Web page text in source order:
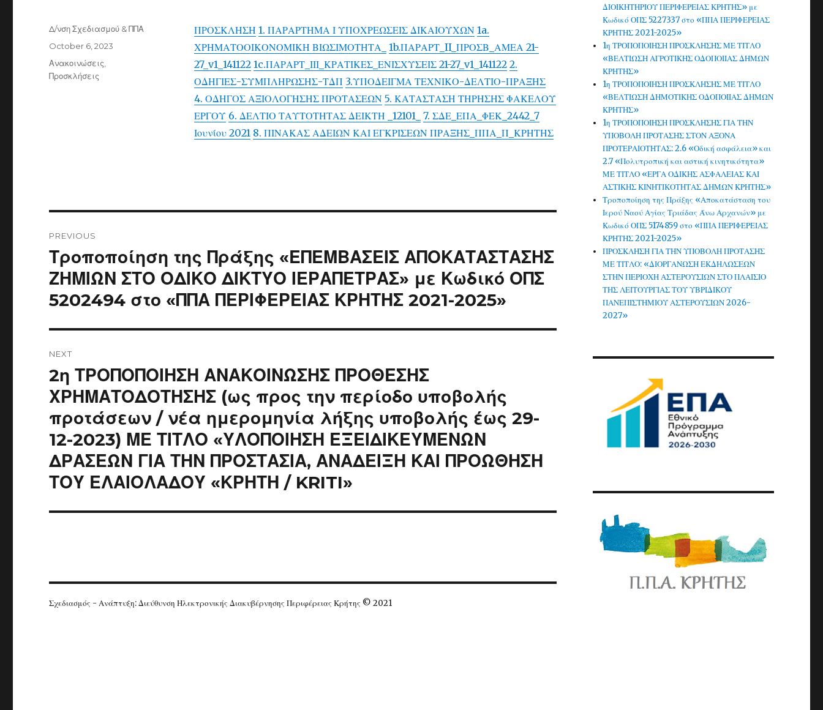
ΠΡΟΣΚΛΗΣΗ 1. ΠΑΡΑΡΤΗΜΑ Ι ΥΠΟΧΡΕΩΣΕΙΣ ΔΙΚΑΙΟΥΧΩΝ 1a.
ΧΡΗΜΑΤΟΟΙΚΟΝΟΜΙΚΗ ΒΙΩΣΙΜΟΤΗΤΑ_ 1b.ΠΑΡΑΡΤ_II_ΠΡΟΣΒ_ΑΜΕΑ 21-
27_v1_141122 1c.ΠΑΡΑΡΤ_ΙΙΙ_ΚΡΑΤΙΚΕΣ_ΕΝΙΣΧΥΣΕΙΣ 21-27_v1_141122 2.
ΟΔΗΓΙΕΣ-ΣΥΜΠΛΗΡΩΣΗΣ-ΤΔΠ 3.ΥΠΟΔΕΙΓΜΑ ΤΕΧΝΙΚΟ-ΔΕΛΤΙΟ-ΠΡΑΞΗΣ
4. ΟΔΗΓΟΣ ΑΞΙΟΛΟΓΗΣΗΣ ΠΡΟΤΑΣΕΩΝ 5. ΚΑΤΑΣΤΑΣΗ ΤΗΡΗΣΗΣ ΦΑΚΕΛΟΥ
ΕΡΓΟΥ 6. ΔΕΛΤΙΟ ΤΑΥΤΟΤΗΤΑΣ ΔΕΙΚΤΗ _12101_ 7. ΣΔΕ_ΕΠΑ_ΦΕΚ_2442_7
Ιουνίου 2021 8. ΠΙΝΑΚΑΣ ΑΔΕΙΩΝ ΚΑΙ ΕΓΚΡΙΣΕΩΝ ΠΡΑΞΗΣ_ΠΠΑ_Π_ΚΡΗΤΗΣ
Author
Δ/νση Σχεδιασμού & ΠΠΑ
Posted
on
October 6, 2023
Categories
Ανακοινώσεις
Προσκλήσεις
navigation
PREVIOUS
Previous
post:
Τροποποίηση της Πράξης «ΕΠΕΜΒΑΣΕΙΣ ΑΠΟΚΑΤΑΣΤΑΣΗΣ
ΖΗΜΙΩΝ ΣΤΟ ΟΔΙΚΟ ΔΙΚΤΥΟ ΙΕΡΑΠΕΤΡΑΣ» με Κωδικό ΟΠΣ
5202494 στο «ΠΠΑ ΠΕΡΙΦΕΡΕΙΑΣ ΚΡΗΤΗΣ 2021-2025»
NEXT
Next
post:
2η ΤΡΟΠΟΠΟΙΗΣΗ ΑΝΑΚΟΙΝΩΣΗΣ ΠΡΟΘΕΣΗΣ
ΧΡΗΜΑΤΟΔΟΤΗΣΗΣ (ως προς την περίοδο υποβολής
προτάσεων / νέα ημερομηνία λήξης υποβολής έως 29-
12-2023) ΜΕ ΤΙΤΛΟ «ΥΛΟΠΟΙΗΣΗ ΕΞΕΙΔΙΚΕΥΜΕΝΩΝ
ΔΡΑΣΕΩΝ ΓΙΑ ΤΗΝ ΠΡΟΣΤΑΣΙΑ, ΑΝΑΔΕΙΞΗ ΚΑΙ ΠΡΟΩΘΗΣΗ
ΤΟΥ ΕΛΑΙΟΛΑΔΟΥ «ΚΡΗΤΗ / KRITI»
Σχεδιασμός - Ανάπτυξη: Διεύθυνση Ηλεκτρονικής Διακυβέρνησης Περιφέρειας Κρήτης © 2021
ΔΙΟΙΚΗΤΗΡΙΟΥ ΠΕΡΙΦΕΡΕΙΑΣ ΚΡΗΤΗΣ» με
Κωδικό ΟΠΣ 5227337 στο «ΠΠΑ ΠΕΡΙΦΕΡΕΙΑΣ
ΚΡΗΤΗΣ 2021-2025»
1η ΤΡΟΠΟΠΟΙΗΣΗ ΠΡΟΣΚΛΗΣΗΣ ΜΕ ΤΙΤΛΟ
«ΒΕΛΤΙΩΣΗ ΑΓΡΟΤΙΚΗΣ ΟΔΟΠΟΙΙΑΣ ΔΗΜΩΝ
ΚΡΗΤΗΣ»
1η ΤΡΟΠΟΠΟΙΗΣΗ ΠΡΟΣΚΛΗΣΗΣ ΜΕ ΤΙΤΛΟ
«ΒΕΛΤΙΩΣΗ ΔΗΜΟΤΙΚΗΣ ΟΔΟΠΟΙΙΑΣ ΔΗΜΩΝ
ΚΡΗΤΗΣ»
1η ΤΡΟΠΟΠΟΙΗΣΗ ΠΡΟΣΚΛΗΣΗΣ ΓΙΑ ΤΗΝ
ΥΠΟΒΟΛΗ ΠΡΟΤΑΣΗΣ ΣΤΟΝ ΑΞΟΝΑ
ΠΡΟΤΕΡΑΙΟΤΗΤΑΣ: 2.6 «Οδική ασφάλεια» και
2.7 «Πολυτροπική και αστική κινητικότητα»
ΜΕ ΤΙΤΛΟ «ΕΡΓΑ ΟΔΙΚΗΣ ΑΣΦΑΛΕΙΑΣ ΚΑΙ
ΑΣΤΙΚΗΣ ΚΙΝΗΤΙΚΟΤΗΤΑΣ ΔΗΜΩΝ ΚΡΗΤΗΣ»
Τροποποίηση της Πράξης «Αποκατάσταση του
Ιερού Ναού Αγίας Τριάδας Άνω Αρχανών» με
Κωδικό ΟΠΣ 5174859 στο «ΠΠΑ ΠΕΡΙΦΕΡΕΙΑΣ
ΚΡΗΤΗΣ 2021-2025»
ΠΡΟΣΚΛΗΣΗ ΓΙΑ ΤΗΝ ΥΠΟΒΟΛΗ ΠΡΟΤΑΣΗΣ
ΜΕ ΤΙΤΛΟ: «ΔΙΟΡΓΑΝΩΣΗ ΕΚΔΗΛΩΣΕΩΝ
ΣΤΗΝ ΠΕΡΙΟΧΗ ΑΣΤΕΡΟΥΣΙΩΝ ΣΤΟ ΠΛΑΙΣΙΟ
ΤΗΣ ΛΕΙΤΟΥΡΓΙΑΣ ΤΟΥ ΥΒΡΙΔΙΚΟΥ
ΠΑΝΕΠΙΣΤΗΜΙΟΥ ΑΣΤΕΡΟΥΣΙΩΝ 2026-
2027»